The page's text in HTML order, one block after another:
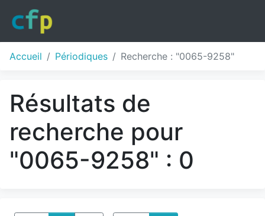
Accueil Périodiques Recherche : "0065-9258"
Résultats de
recherche pour
"0065-9258" : 0